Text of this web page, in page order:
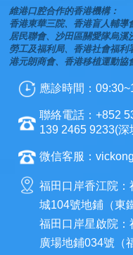
維港口腔合作的香港機構：
香港東華三院、香港盲人輔導
居民聯會、沙田區關愛隊烏溪
勞工及福利局、香港社會福利
港元朗商會、香港移植運動協
應診時間：
聯絡電話：+852
139 2465 9233(深
微信客服：
福田口岸香江院
城104號地鋪（東
福田口岸星啟院
廣場地鋪034號（